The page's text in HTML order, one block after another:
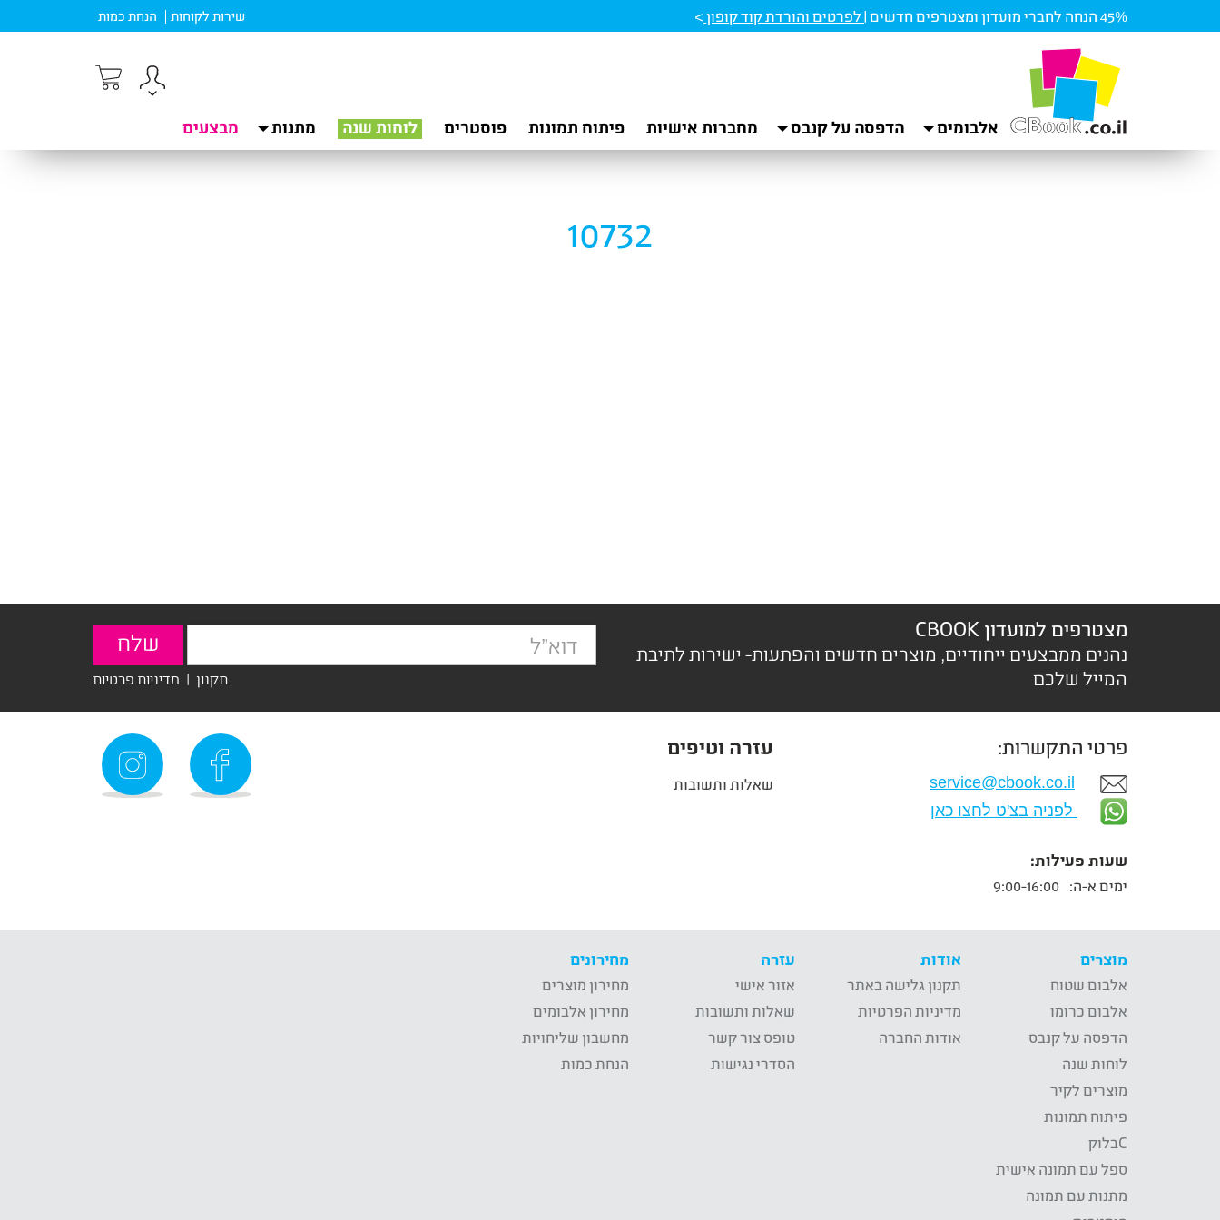
45% הנחה לחברי מועדון ומצטרפים חדשים | לפרטים והורדת קוד קופון> שירות לקוחות הנחת כמות
אלבומים הדפסה על קנבס מחברות אישיות פיתוח תמונות פוסטרים לוחות שנה מתנות מבצעים
10732
מצטרפים למועדון CBOOK
נהנים ממבצעים ייחודיים, מוצרים חדשים והפתעות- ישירות לתיבת
המייל שלכם
תקנון | מדיניות פרטיות
פרטי התקשרות:
service@cbook.co.il
לפניה בצ'ט לחצו כאן
שעות פעילות:
ימים א-ה:
עזרה וטיפים
שאלות ותשובות
מוצרים
אלבום שטוח
אלבום כרומו
הדפסה על קנבס
לוחות שנה
מוצרים לקיר
פיתוח תמונות
Cבלוק
ספל עם תמונה אישית
מתנות עם תמונה
אודות
תקנון גלישה באתר
מדיניות הפרטיות
אודות החברה
עזרה
אזור אישי
שאלות ותשובות
טופס צור קשר
הסדרי נגישות
מחירונים
מחירון מוצרים
מחירון אלבומים
מחשבון שליחויות
הנחת כמות